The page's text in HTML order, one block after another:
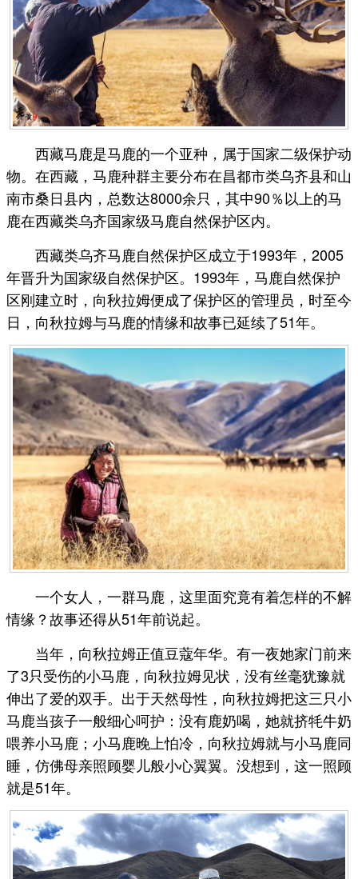
西藏马鹿是马鹿的一个亚种，属于国家二级保护动
物。在西藏，马鹿种群主要分布在昌都市类乌齐县和山
南市桑日县内，总数达8000余只，其中90％以上的马
鹿在西藏类乌齐国家级马鹿自然保护区内。
西藏类乌齐马鹿自然保护区成立于1993年，2005
年晋升为国家级自然保护区。1993年，马鹿自然保护
区刚建立时，向秋拉姆便成了保护区的管理员，时至今
日，向秋拉姆与马鹿的情缘和故事已延续了51年。
一个女人，一群马鹿，这里面究竟有着怎样的不解
情缘？故事还得从51年前说起。
当年，向秋拉姆正值豆蔻年华。有一夜她家门前来
了3只受伤的小马鹿，向秋拉姆见状，没有丝毫犹豫就
伸出了爱的双手。出于天然母性，向秋拉姆把这三只小
马鹿当孩子一般细心呵护：没有鹿奶喝，她就挤牦牛奶
喂养小马鹿；小马鹿晚上怕冷，向秋拉姆就与小马鹿同
睡，仿佛母亲照顾婴儿般小心翼翼。没想到，这一照顾
就是51年。